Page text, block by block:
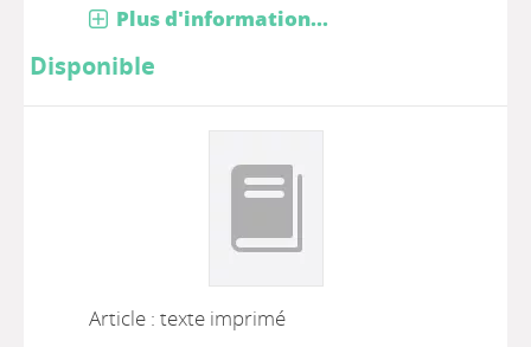
Plus d'information...
Disponible
Article : texte imprimé